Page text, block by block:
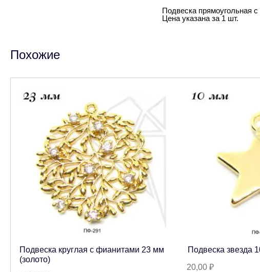
Подвеска прямоугольная
Цена указана за 1 шт.
Похожие
Подвеска круглая с фианитами 23 мм
(золото)
Подвеска звезда
20,00 ₽